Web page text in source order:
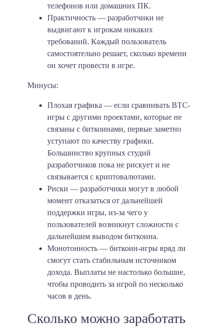
телефонов или домашних ПК.
Практичность — разработчики не
выдвигают к игрокам никаких
требований. Каждый пользователь
самостоятельно решает, сколько времени
он хочет провести в игре.
Минусы:
Плохая графика — если сравнивать BTC-
игры с другими проектами, которые не
связаны с биткоинами, первые заметно
уступают по качеству графики.
Большинство крупных студий
разработчиков пока не рискует и не
связывается с криптовалютами.
Риски — разработчики могут в любой
момент отказаться от дальнейшей
поддержки игры, из-за чего у
пользователей возникнут сложности с
дальнейшим выводом биткоина.
Монотонность — биткоин-игры вряд ли
смогут стать стабильным источником
дохода. Выплаты не настолько большие,
чтобы проводить за игрой по несколько
часов в день.
Сколько можно заработать